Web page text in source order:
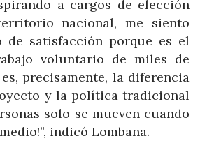
a cargos de elección
nacional, me siento
de satisfacción porque es el
voluntario de miles de
es, precisamente, la diferencia
y la política tradicional
solo se mueven cuando
indicó Lombana.